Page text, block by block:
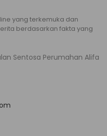
yang terkemuka dan
berdasarkan fakta yang
Sentosa Perumahan Alifa